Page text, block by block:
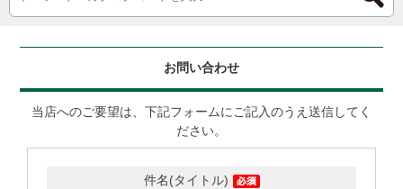
お問い合わせ
当店へのご要望は、下記フォームにご記入のうえ送信してく
ださい。
件名(タイトル)